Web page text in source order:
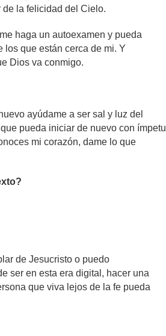
de la felicidad del Cielo.
haga un autoexamen y pueda
los que están cerca de mi. Y
Dios va conmigo.
ayúdame a ser sal y luz del
pueda iniciar de nuevo con ímpetu
mi corazón, dame lo que
de Jesucristo o puedo
ser en esta era digital, hacer una
que viva lejos de la fe pueda